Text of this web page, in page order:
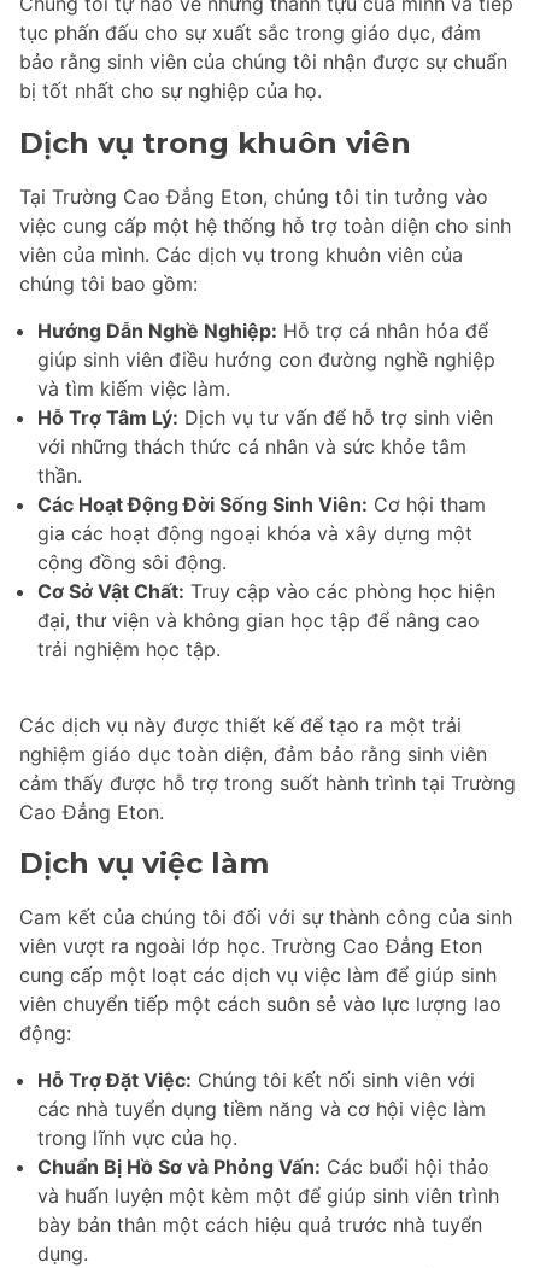
tục phấn đấu cho sự xuất sắc trong giáo dục, đảm
bảo rằng sinh viên của chúng tôi nhận được sự chuẩn
bị tốt nhất cho sự nghiệp của họ.
Dịch vụ trong khuôn viên
Tại Trường Cao Đẳng Eton, chúng tôi tin tưởng vào
việc cung cấp một hệ thống hỗ trợ toàn diện cho sinh
viên của mình. Các dịch vụ trong khuôn viên của
chúng tôi bao gồm:
Hướng Dẫn Nghề Nghiệp: Hỗ trợ cá nhân hóa để
giúp sinh viên điều hướng con đường nghề nghiệp
và tìm kiếm việc làm.
Hỗ Trợ Tâm Lý: Dịch vụ tư vấn để hỗ trợ sinh viên
với những thách thức cá nhân và sức khỏe tâm
thần.
Các Hoạt Động Đời Sống Sinh Viên: Cơ hội tham
gia các hoạt động ngoại khóa và xây dựng một
cộng đồng sôi động.
Cơ Sở Vật Chất: Truy cập vào các phòng học hiện
đại, thư viện và không gian học tập để nâng cao
trải nghiệm học tập.
Các dịch vụ này được thiết kế để tạo ra một trải
nghiệm giáo dục toàn diện, đảm bảo rằng sinh viên
cảm thấy được hỗ trợ trong suốt hành trình tại Trường
Cao Đẳng Eton.
Dịch vụ việc làm
Cam kết của chúng tôi đối với sự thành công của sinh
viên vượt ra ngoài lớp học. Trường Cao Đẳng Eton
cung cấp một loạt các dịch vụ việc làm để giúp sinh
viên chuyển tiếp một cách suôn sẻ vào lực lượng lao
động:
Hỗ Trợ Đặt Việc: Chúng tôi kết nối sinh viên với
các nhà tuyển dụng tiềm năng và cơ hội việc làm
trong lĩnh vực của họ.
Chuẩn Bị Hồ Sơ và Phỏng Vấn: Các buổi hội thảo
và huấn luyện một kèm một để giúp sinh viên trình
bày bản thân một cách hiệu quả trước nhà tuyển
dụng.